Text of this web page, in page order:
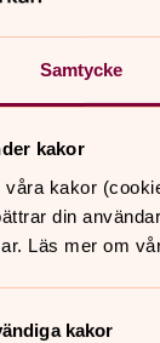
Samtycke
kakor
våra kakor
din
Läs mer om
kakor